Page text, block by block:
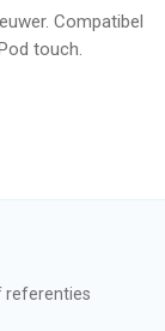
je kunt de
instellen:
betekenis
Compatibel
touch.
referenties